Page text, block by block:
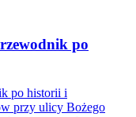
po
po historii i
przy ulicy Bożego